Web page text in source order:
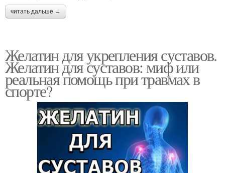
читать дальше →
Желатин для укрепления суставов.
Желатин для суставов: миф или
реальная помощь при травмах в
спорте?